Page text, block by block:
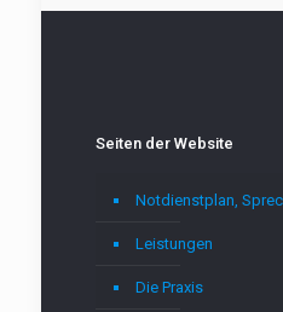
Seiten der Website
Notdienstplan,
Leistungen
Die Praxis